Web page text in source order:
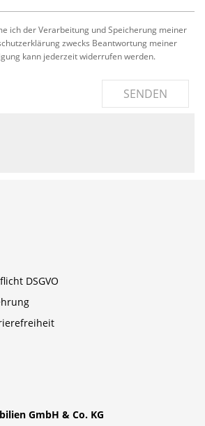
ich der Verarbeitung und Speicherung meiner
zwecks Beantwortung meiner
kann jederzeit widerrufen werden.
SENDEN
DSGVO
GmbH & Co. KG